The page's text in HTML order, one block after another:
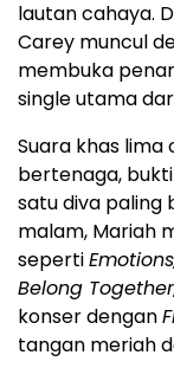
lautan cahaya.
Carey muncul
membuka
single utama
Suara khas
bertenaga,
satu diva paling
malam, Mariah
seperti
Belong
konser dengan
tangan meriah